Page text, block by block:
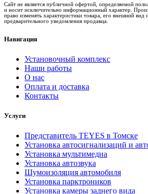
Сайт не является публичной офертой, определяемой
и носит исключительно информационный характер.
право изменять характеристики товара, его внешний вид
предварительного уведомления продавца.
Навигация
Установочный комплекс
Наши работы
О нас
Оплата и доставка
Контакты
Услуги
Представитель TEYES в Томске
Установка автосигнализаций и
Установка мультимедиа
Установка автозвука
Шумоизоляция автомобиля
Установка парктроников
Установка камеры заднего вида